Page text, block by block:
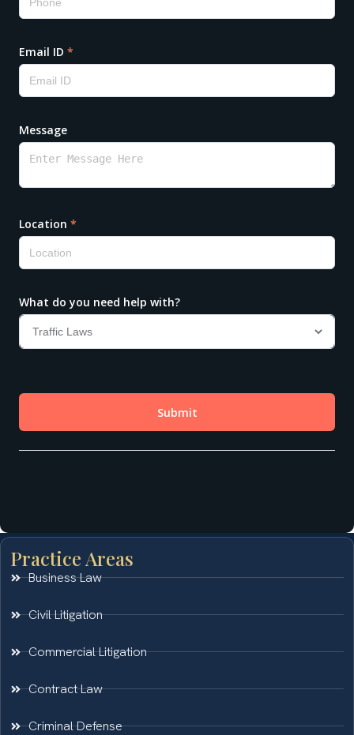
Practice Areas
Business Law
Civil Litigation
Commercial Litigation
Contract Law
Criminal Defense